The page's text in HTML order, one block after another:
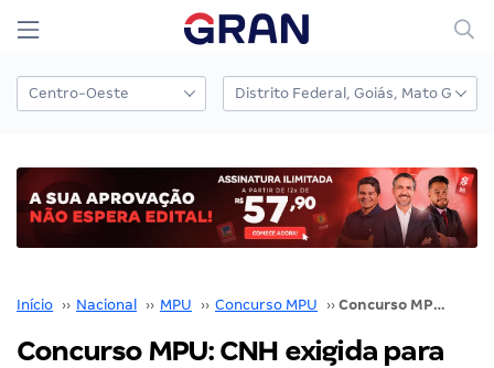
Início ›› Nacional ›› MPU ›› Concurso MPU ›› Concurso MPU: CNH exigida para Polícia Institucional.
Concurso MPU: CNH exigida para